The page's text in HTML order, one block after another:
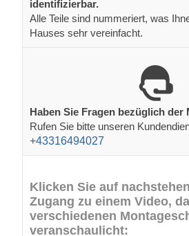
identifizierbar.
Alle Teile sind nummeriert, was
Hauses sehr vereinfacht.
Haben Sie Fragen bezüglich der
Rufen Sie bitte unseren
+43316494027
Klicken Sie auf
Zugang zu einem Video,
verschiedenen
veranschaulicht: